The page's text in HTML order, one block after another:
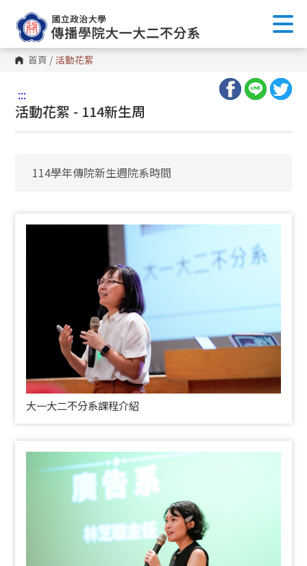
首頁 / 活動花絮
:::
活動花絮 - 114新生周
114學年傳院新生週院系時間
大一大二不分系課程介紹